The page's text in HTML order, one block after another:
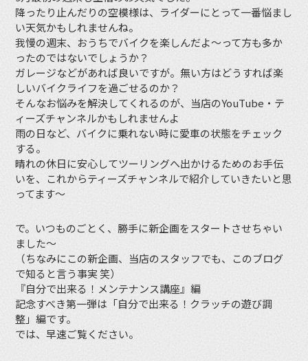
降ったり止んだりの空模様は、ライダーにとって一番悩まし
い天気かもしれませんね。
我慢の週末、おうちでバイクを楽しんだよ〜って方も多か
ったのではないでしょうか？
ガレージなどがあれば良いですが。無い方はどうすれば楽
しいバイクライフを過ごせるのか？
そんなお悩みを解決してくれるのが、当店のYouTube・テ
ィーズチャンネルかもしれませんよ
雨の日など、バイクに乗れない時に愛車の状態をチェック
する。
晴れの休日に安心してツーリングへ出かけるためのお手伝
いを、これからティーズチャンネルで紹介していきたいと思
ってます〜
で。いつものごとく、勝手に新企画をスタートさせちゃい
ました〜
（ちなみにこの新企画、当店のスタッフでも、このブログ
で知ると言う事実 笑）
『自分で出来る！メンテナンス講座』編
記念すべき第一弾は「自分で出来る！クラッチの遊び調
整」編です。
では、早速ご覧ください。